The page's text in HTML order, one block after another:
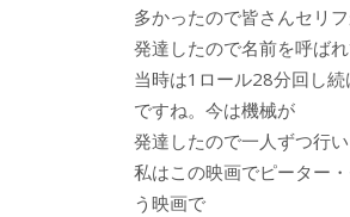
多かったので皆さんセリ
発達したので名前を呼ば
当時は1ロール28分回し
ですね。今は機械が
発達したので一人ずつ行
私はこの映画でピーター
う映画で